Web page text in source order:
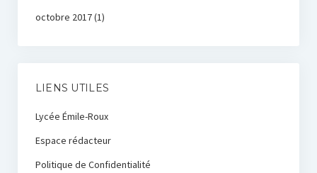
octobre 2017(1)
LIENS UTILES
Lycée Émile-Roux
Espace rédacteur
Politique de Confidentialité